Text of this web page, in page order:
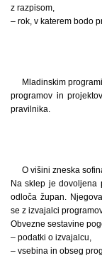
z razpisom,
– rok, v katerem bodo
Mladinskim
programov in
pravilnika.
O višini zneska
Na sklep je dovoljena
odloča župan.
se z izvajalci
Obvezne sestavine
– podatki o izvajalcu,
– vsebina in obseg